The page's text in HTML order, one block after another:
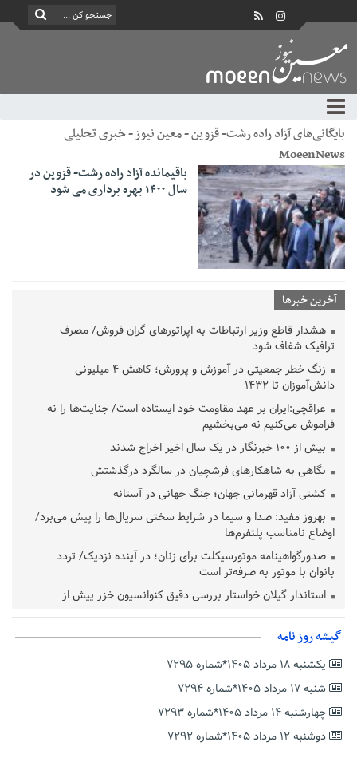
بایگانی‌های آزاد راده رشت- قزوین - معین نیوز - خبری تحلیلی
MoeenNews
باقیمانده آزاد راده رشت- قزوین در
سال ۱۴۰۰ بهره برداری می شود
آخرین خبرها
هشدار قاطع وزیر ارتباطات به اپراتورهای گران فروش/ مصرف
ترافیک شفاف شود
زنگ خطر جمعیتی در آموزش و پرورش؛ کاهش ۴ میلیونی
دانش‌آموزان تا ۱۴۳۲
عراقچی:ایران بر عهد مقاومت خود ایستاده است/ جنایت‌ها را نه
فراموش می‌کنیم نه می‌بخشیم
بیش از ۱۰۰ خبرنگار در یک سال اخیر اخراج شدند
نگاهی به شاهکارهای فرشچیان در سالگرد درگذشتش
کشتی آزاد قهرمانی جهان؛ جنگ جهانی در آستانه
بهروز مفید: صدا و سیما در شرایط سختی سریال‌ها را پیش می‌برد/
اوضاع نامناسب پلتفرم‌ها
صدورگواهینامه موتورسیکلت برای زنان؛ در آینده نزدیک/ تردد
بانوان با موتور به‌ صرفه‌تر است
استاندار گیلان خواستار بررسی دقیق کنوانسیون خزر پیش از
پزشکیان‌: بهترین زمان برای دستیابی به توافق شرایط کنونی است/از
عارف: جنگ اصلی امروز، جنگ روایت‌ها بر سر امید و هویت ملی
است
هشدار معاون وظیفه عمومی گیلان به سربازان فراری؛ اعطای
معافیت شایعه است
گیشه روز نامه
یکشنبه ۱۸ مرداد ۱۴۰۵*شماره ۷۲۹۵
شنبه ۱۷ مرداد ۱۴۰۵*شماره ۷۲۹۴
چهارشنبه ۱۴ مرداد ۱۴۰۵*شماره ۷۲۹۳
دوشنبه ۱۲ مرداد ۱۴۰۵*شماره ۷۲۹۲